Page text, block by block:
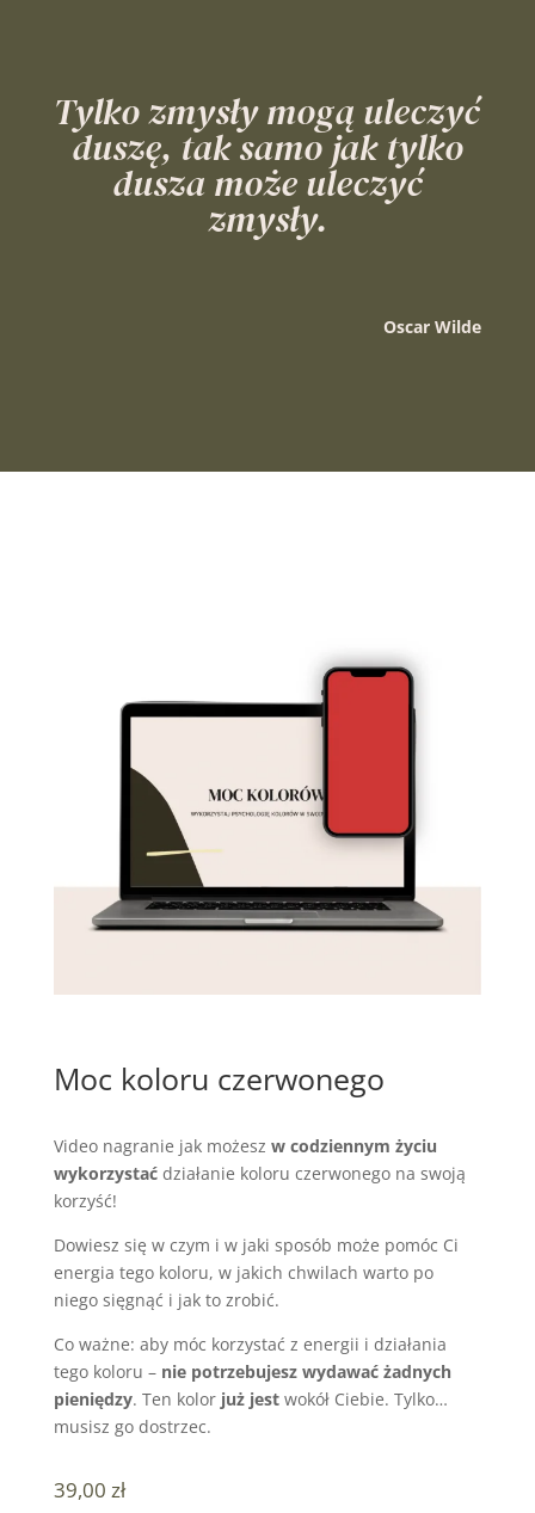
Tylko zmysły mogą uleczyć
duszę, tak samo jak tylko
dusza może uleczyć
zmysły.
Oscar Wilde
Moc koloru czerwonego
Video nagranie jak możesz w codziennym życiu
wykorzystaćdziałanie koloru czerwonego na swoją
korzyść!
Dowiesz się w czym i w jaki sposób może pomóc Ci
energia tego koloru, w jakich chwilach warto po
niego sięgnąć i jak to zrobić.
Co ważne: aby móc korzystać z energii i działania
tego koloru – nie potrzebujesz wydawać żadnych
pieniędzy. Ten kolor już jestwokół Ciebie. Tylko…
musisz go dostrzec.
39,00 zł